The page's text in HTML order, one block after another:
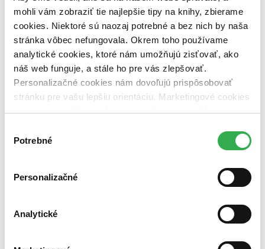
mohli vám zobraziť tie najlepšie tipy na knihy, zbierame
cookies. Niektoré sú naozaj potrebné a bez nich by naša
stránka vôbec nefungovala. Okrem toho používame
analytické cookies, ktoré nám umožňujú zisťovať, ako
náš web funguje, a stále ho pre vás zlepšovať.
Personalizačné cookies nám dovoľujú prispôsobovať
stránku pre vašu lepšiu orientáciu. Marketingové cookies
nám zas umožňujú zobrazenie relevantnej reklamy.
nám pomohlo, keby sme mohli používať všetky tieto
súhlasu
Potrebné
Personalizačné
Analytické
Nové / čítané
nová (0 titulov)
čítaná (0 titulov)čítaná
čítaná - výborný stav (0 titulov)čítaná - výborný stav
čítaná - mierne opotrebovaná (0 titulov)čítaná - mierne
opotrebovaná
čítané verzie vypredaných kníh (0 titulov) čítané verzie
vypredaných kníh
Top hodnotené